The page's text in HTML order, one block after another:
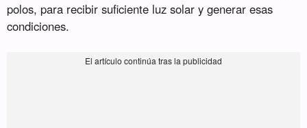
polos, para recibir suficiente luz solar y generar esas
condiciones.